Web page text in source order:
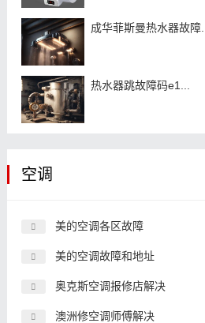
成华菲斯曼热水器故障...
热水器跳故障码e1...
空调
美的空调各区故障
美的空调故障和地址
奥克斯空调报修店解决
澳洲修空调师傅解决